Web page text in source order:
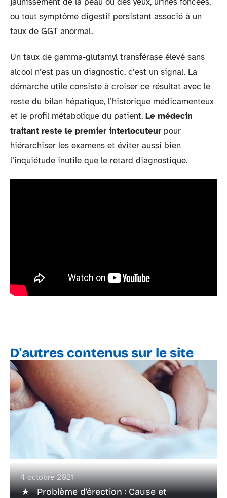
ou tout symptôme digestif persistant associé à un
taux de GGT anormal.
Un taux de gamma-glutamyl transférase élevé sans
alcool n’est pas un diagnostic, c’est un signal. La
démarche utile consiste à croiser ce résultat avec le
reste du bilan hépatique, l’historique médicamenteux
et le profil métabolique du patient. Le médecin
traitant reste le premier interlocuteur pour
hiérarchiser les examens et éviter aussi bien
l’inquiétude inutile que le retard diagnostique.
D'autres contenus sur le site
4 octobre 2021
Problème d’érection : Cause et